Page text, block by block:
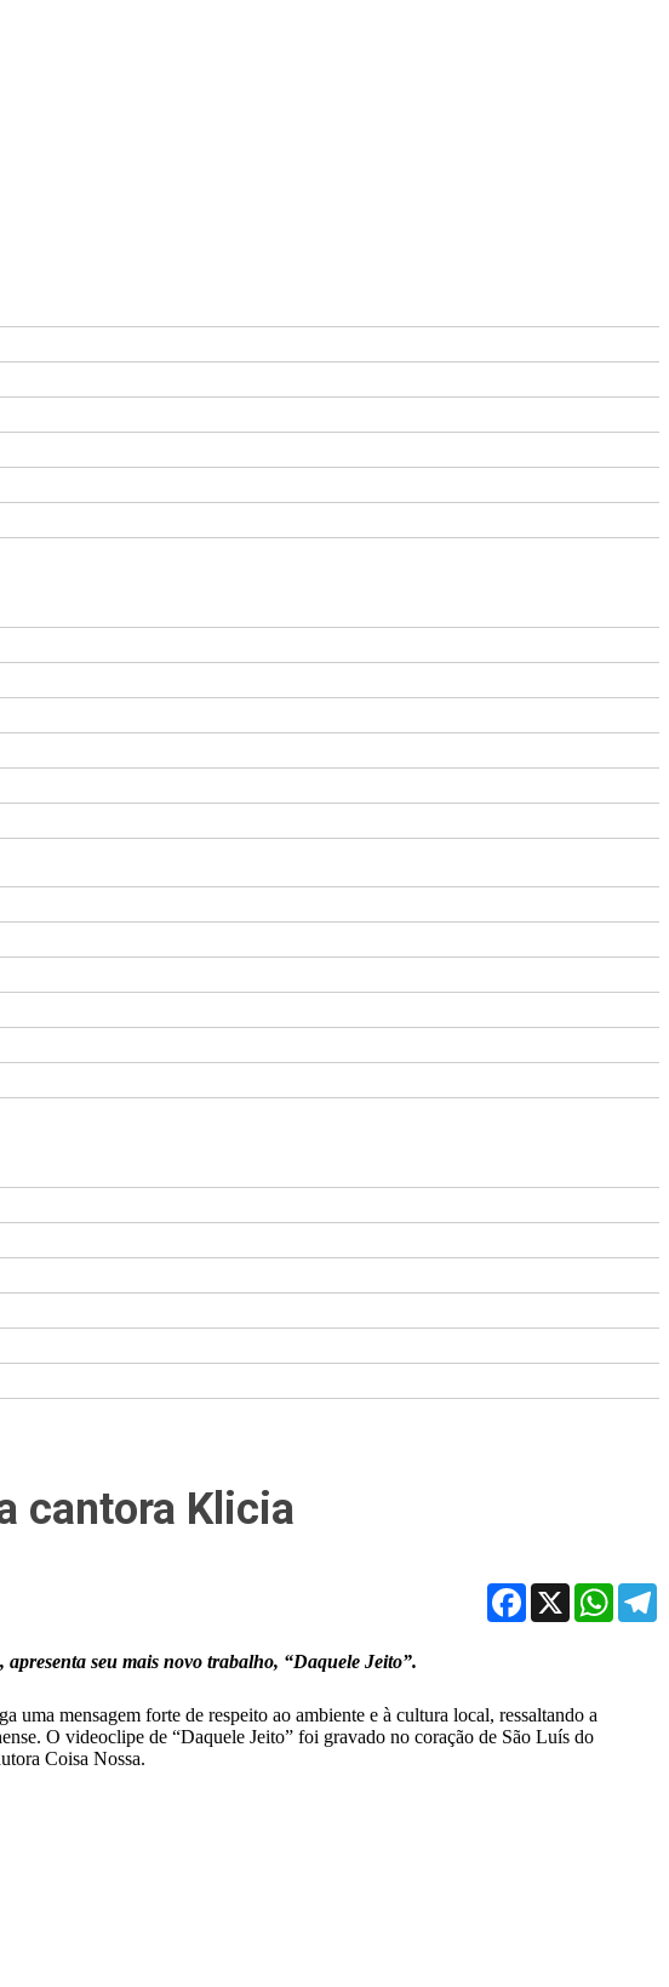
cantora Klicia
Facebook
X
seu mais novo trabalho, “Daquele Jeito”.
mensagem forte de respeito ao ambiente e à cultura local, ressaltando a
O videoclipe de “Daquele Jeito” foi gravado no coração de São Luís do
Coisa Nossa.